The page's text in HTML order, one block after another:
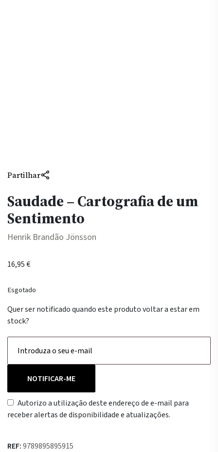
Partilhar
Saudade – Cartografia de um
Sentimento
Henrik Brandão Jönsson
16,95€
Esgotado
Quer ser notificado quando este produto voltar a estar em
stock?
NOTIFICAR-ME
Autorizo a utilização deste endereço de e-mail para
receber alertas de disponibilidade e atualizações.
REF:9789895895915